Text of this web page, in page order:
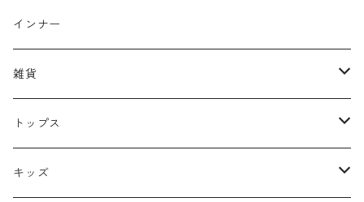
ヘッドアクセサリー
リング
イヤーカフ
ピアス
インナー
雑貨
バッグ
キャップ
トップス
ニット
キッズ